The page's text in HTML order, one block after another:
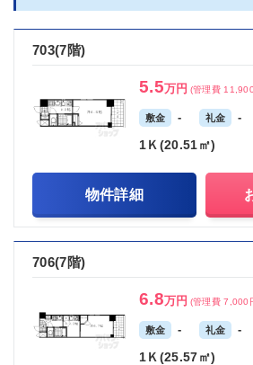
703(7階)
5.5万円 (管理費
敷金 - 礼金 -
1Ｋ(20.51㎡)
物件詳細
706(7階)
6.8万円 (管理費 7,000
敷金 - 礼金 -
1Ｋ(25.57㎡)